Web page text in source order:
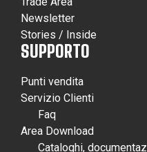
Newsletter
Stories / Inside
SUPPORTO
Punti vendita
Servizio Clienti
Faq
Area Download
Cataloghi,